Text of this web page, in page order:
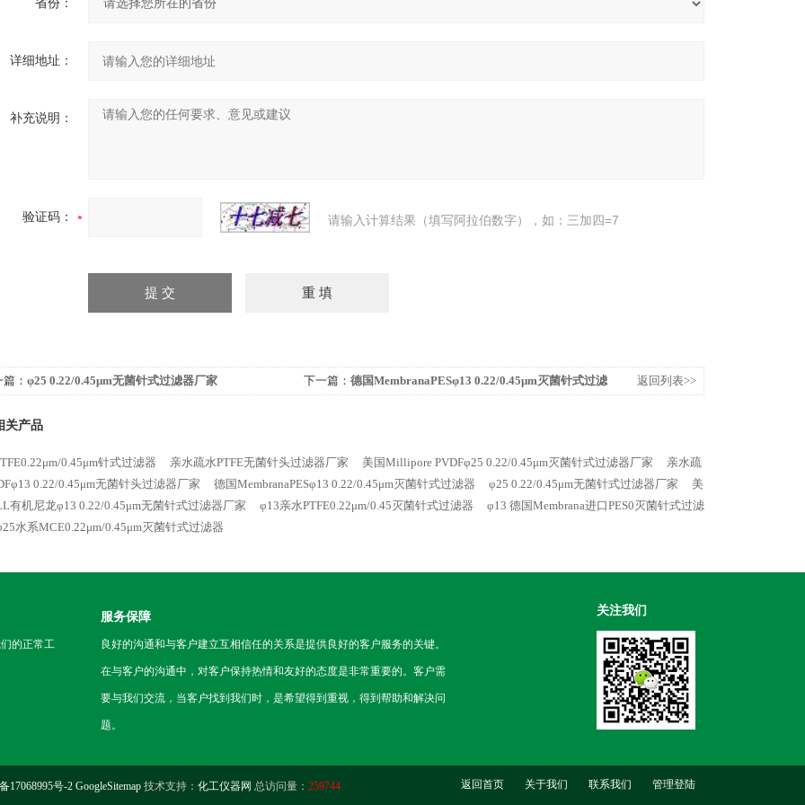
省份：
详细地址：
补充说明：
验证码： 请输入计算结果（填写阿拉伯数字），如：三加四=7
： φ25 0.22/0.45μm无菌针式过滤器厂家 下一篇： 德国MembranaPESφ13 0.22/0.45μm灭菌针式过滤
返回列表>>
关产品
0.45μm针式过滤器 亲水疏水PTFE无菌针头过滤器厂家 美国Millipore PVDFφ25 0.22/0.45μm灭菌针式过滤器厂家
亲水疏
0.22/0.45μm无菌针头过滤器厂家
德国MembranaPESφ13 0.22/0.45μm灭菌针式过滤器 φ25 0.22/0.45μm无菌针式过滤器厂家
美
有机尼龙φ13 0.22/0.45μm无菌针式过滤器厂家
φ13亲水PTFE0.22μm/0.45灭菌针式过滤器
φ13 德国Membrana进口PES0灭菌针式过滤
水系MCE0.22μm/0.45μm灭菌针式过滤器
的正常工
服务保障
良好的沟通和与客户建立互相信任的关系是提供良好的客户服务的关键。
在与客户的沟通中，对客户保持热情和友好的态度是非常重要的。客户需
要与我们交流，当客户找到我们时，是希望得到重视，得到帮助和解决问
题。
关注我们
17068995号-2 GoogleSitemap 技术支持： 化工仪器网 总访问量： 259744 返回首页 关于我们 联系我们 管理登陆